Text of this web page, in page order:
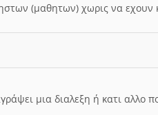
(μαθητων) χωρις να
μια διαλεξη ή κατι αλλο